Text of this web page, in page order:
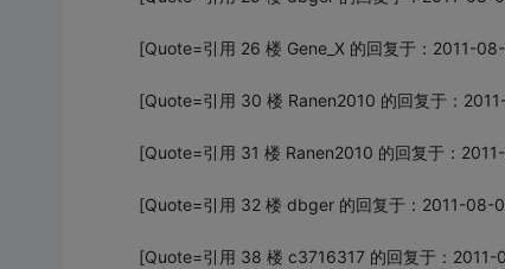
[Quote=引用 26 楼 Gene_X 的回复于：2011-
[Quote=引用 30 楼 Ranen2010 的回复于：
[Quote=引用 31 楼 Ranen2010 的回复于：
[Quote=引用 32 楼 dbger 的回复于：2011-
[Quote=引用 38 楼 c3716317 的回复于：